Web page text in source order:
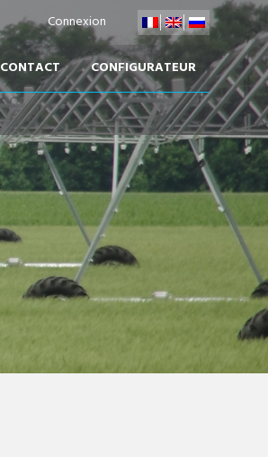
Connexion
CONTACT CONFIGURATEUR